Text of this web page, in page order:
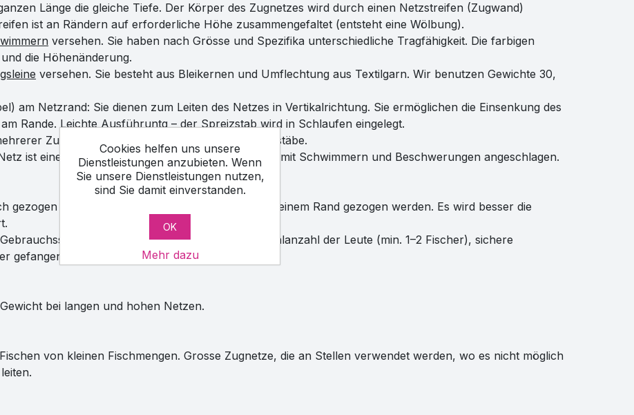
Cookies helfen uns unsere
Dienstleistungen anzubieten. Wenn
Sie unsere Dienstleistungen nutzen,
sind Sie damit einverstanden.
OK
Mehr dazu
Länge die gleiche Tiefe. Der Körper des Zugnetzes wird durch einen Netzstreifen (Zugwand)
ist an Rändern auf erforderliche Höhe zusammengefaltet (entsteht eine Wölbung).
versehen. Sie haben nach Grösse und Spezifika unterschiedliche Tragfähigkeit. Die farbigen
die Höhenänderung.
versehen. Sie besteht aus Bleikernen und Umflechtung aus Textilgarn. Wir benutzen Gewichte 30,
am Netzrand: Sie dienen zum Leiten des Netzes in Vertikalrichtung. Sie ermöglichen die Einsenkung des
Rande. Leichte Ausführuntg – der Spreizstab wird in Schlaufen eingelegt.
Zugleinen. Zum Einlegen der leichten Spreizstäbe.
ist eine Leine eingezogen. Sie ist direkt an Seilen mit Schwimmern und Beschwerungen angeschlagen.
gezogen werden. Das Netz kann beim Zug nur zu einem Rand gezogen werden. Es wird besser die
einfache Verwendung durch Minimalanzahl der Leute (min. 1–2 Fischer), sichere
gefangenen Fische zu beeinflussen
bei langen und hohen Netzen.
von kleinen Fischmengen. Grosse Zugnetze, die an Stellen verwendet werden, wo es nicht möglich